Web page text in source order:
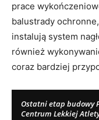
prace
balustrady
instalują system
również
coraz bardziej
Ostatni etap budowy
Centrum Lekkiej